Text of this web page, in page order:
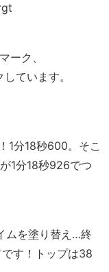
ーク、
ています。
1分18秒600。そこ
1分18秒926でつ
ムを塗り替え…終
す！トップは38